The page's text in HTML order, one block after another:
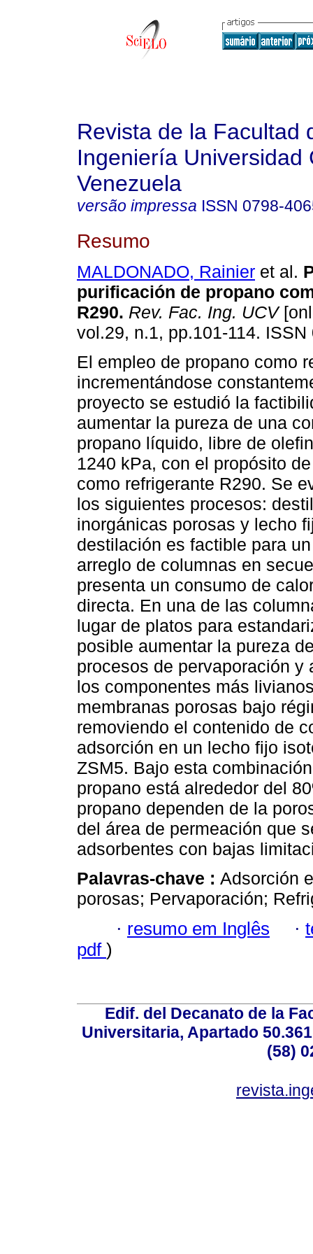
Revista de la Facultad
Ingeniería Universidad
Venezuela
versão impressa ISSN 0798-
Resumo
MALDONADO, Rainier et al.
purificación de propano
R290. Rev. Fac. Ing. UCV
vol.29, n.1, pp.101-114. ISSN
El empleo de propano como
incrementándose
proyecto se estudió la
aumentar la pureza de una
propano líquido, libre de
1240 kPa, con el propósito
como refrigerante R290. Se
los siguientes procesos:
inorgánicas porosas y lecho
destilación es factible para
arreglo de columnas en
presenta un consumo de
directa. En una de las
lugar de platos para
posible aumentar la pureza
procesos de pervaporación
los componentes más
membranas porosas bajo
removiendo el contenido de
adsorción en un lecho fijo
ZSM5. Bajo esta
propano está alrededor del
propano dependen de la
del área de permeación que
adsorbentes con bajas
Palavras-chave : Adsorción
porosas; Pervaporación;
· resumo em Inglês ·
pdf )
Edif. del Decanato de la
Universitaria, Apartado
(58)